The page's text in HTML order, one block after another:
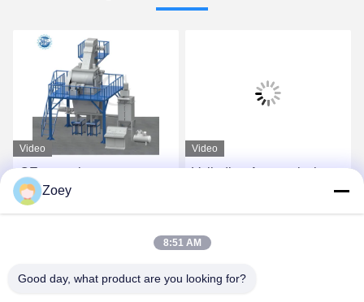
Video
CE-spanning aangepaste
droge mengsel poeder
mortel mengmachine
mixer keramische tegels
Video
Volledige Automatische
voor Tegelkleefstof en
Zoey
8:51 AM
Good day, what product are you looking for?